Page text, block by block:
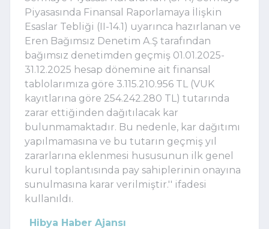
Piyasasında Finansal Raporlamaya İlişkin
Esaslar Tebliği (II-14.1) uyarınca hazırlanan ve
Eren Bağımsız Denetim A.Ş tarafından
bağımsız denetimden geçmiş 01.01.2025-
31.12.2025 hesap dönemine ait finansal
tablolarımıza göre 3.115.210.956 TL (VUK
kayıtlarına göre 254.242.280 TL) tutarında
zarar ettiğinden dağıtılacak kar
bulunmamaktadır. Bu nedenle, kar dağıtımı
yapılmamasına ve bu tutarın geçmiş yıl
zararlarına eklenmesi hususunun ilk genel
kurul toplantısında pay sahiplerinin onayına
sunulmasına karar verilmiştir.'' ifadesi
kullanıldı.
Hibya Haber Ajansı